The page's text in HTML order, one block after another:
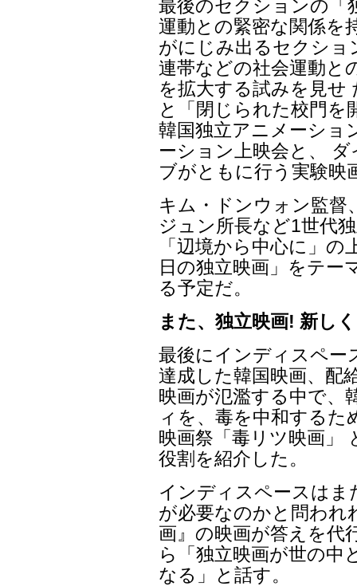
最後のセクションの「
運動との緊密な関係を
がにじみ出るセクショ
連帯などの社会運動と
を拡大する試みを見せ
と「閉じられた校門を
韓国独立アニメーショ
ーション上映会と、
ブがともに行う実験映
キム・ドンウォン監
ジュン所長など1世代
「辺境から中心に」
日の独立映画」をテー
る予定だ。
また、独立映画! 新し
最後にインディスペー
達成した韓国映画、配
映画が氾濫する中で、
ィを、毒を中和する
映画祭「毒リツ映画」
役割を紹介した。
インディスペースはま
が必要なのかと問われ
画』の映画が答えを代
ら「独立映画が世の中
なる」と話す。